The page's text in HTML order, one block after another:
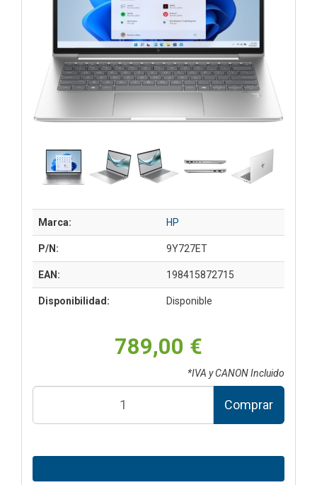
Marca: HP
P/N: 9Y727ET
EAN: 198415872715
Disponibilidad: Disponible
789,00 €
*IVA y CANON Incluido
Comprar